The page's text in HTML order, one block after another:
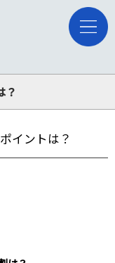
？
イントは？